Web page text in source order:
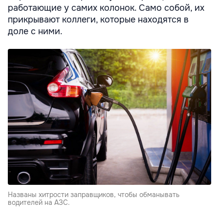
работающие у самих колонок. Само собой, их
прикрывают коллеги, которые находятся в
доле с ними.
Названы хитрости заправщиков, чтобы обманывать
водителей на АЗС.